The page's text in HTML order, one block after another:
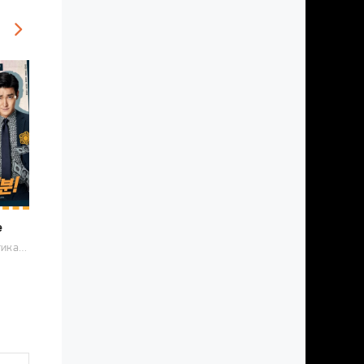
2019 / Романтика, Криминал, Комедия, Корейские дорамы